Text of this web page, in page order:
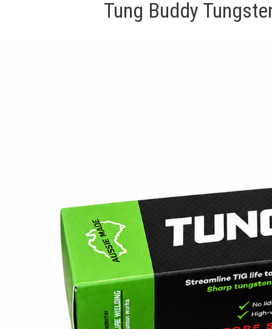
Tung Buddy